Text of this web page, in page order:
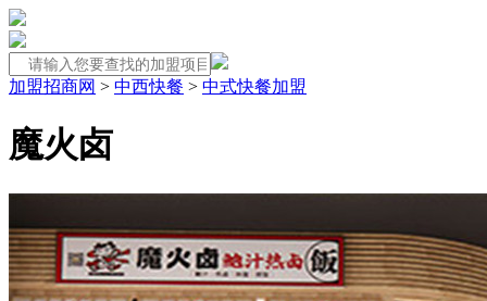
加盟招商网 > 中西快餐 > 中式快餐加盟
魔火卤